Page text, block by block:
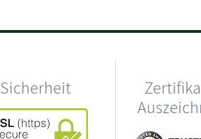
Sicherheit